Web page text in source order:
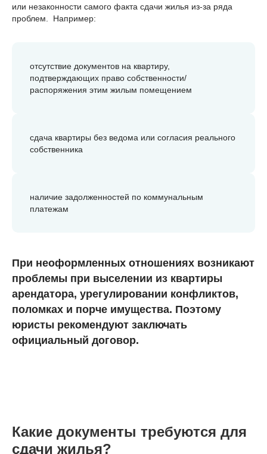
или незаконности самого факта сдачи жилья из-за ряда
проблем. Например:
отсутствие документов на квартиру,
подтверждающих право собственности/
распоряжения этим жилым помещением
сдача квартиры без ведома или согласия реального
собственника
наличие задолженностей по коммунальным
платежам
При неоформленных отношениях возникают
проблемы при выселении из квартиры
арендатора, урегулировании конфликтов,
поломках и порче имущества. Поэтому
юристы рекомендуют заключать
официальный договор.
Какие документы требуются для
сдачи жилья?